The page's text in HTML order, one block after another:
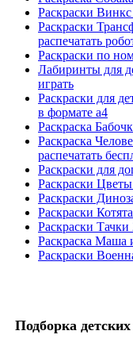
Раскраски Винкс
Раскраски
распечатать
Раскраски по
Лабиринты для
играть
Раскраски для
в формате а4
Раскраска
Раскраска
распечатать
Раскраски для
Раскраски Цветы
Раскраски
Раскраски
Раскраски Тачки
Раскраска Маша
Раскраски
Подборка